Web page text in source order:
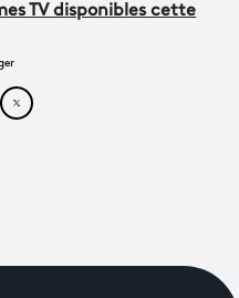
TV disponibles cette
cet article sur
Partager cet article sur